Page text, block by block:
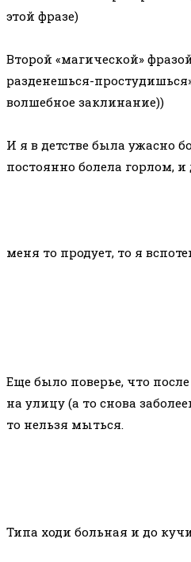
этой фразе)
Второй «магической»
разденешься-
волшебное заклинание))
И я в детстве была ужасно
постоянно болела горлом,
меня то продует, то я
Еще было поверье, что
на улицу (а то снова
то нельзя мыться.
Типа ходи больная и до